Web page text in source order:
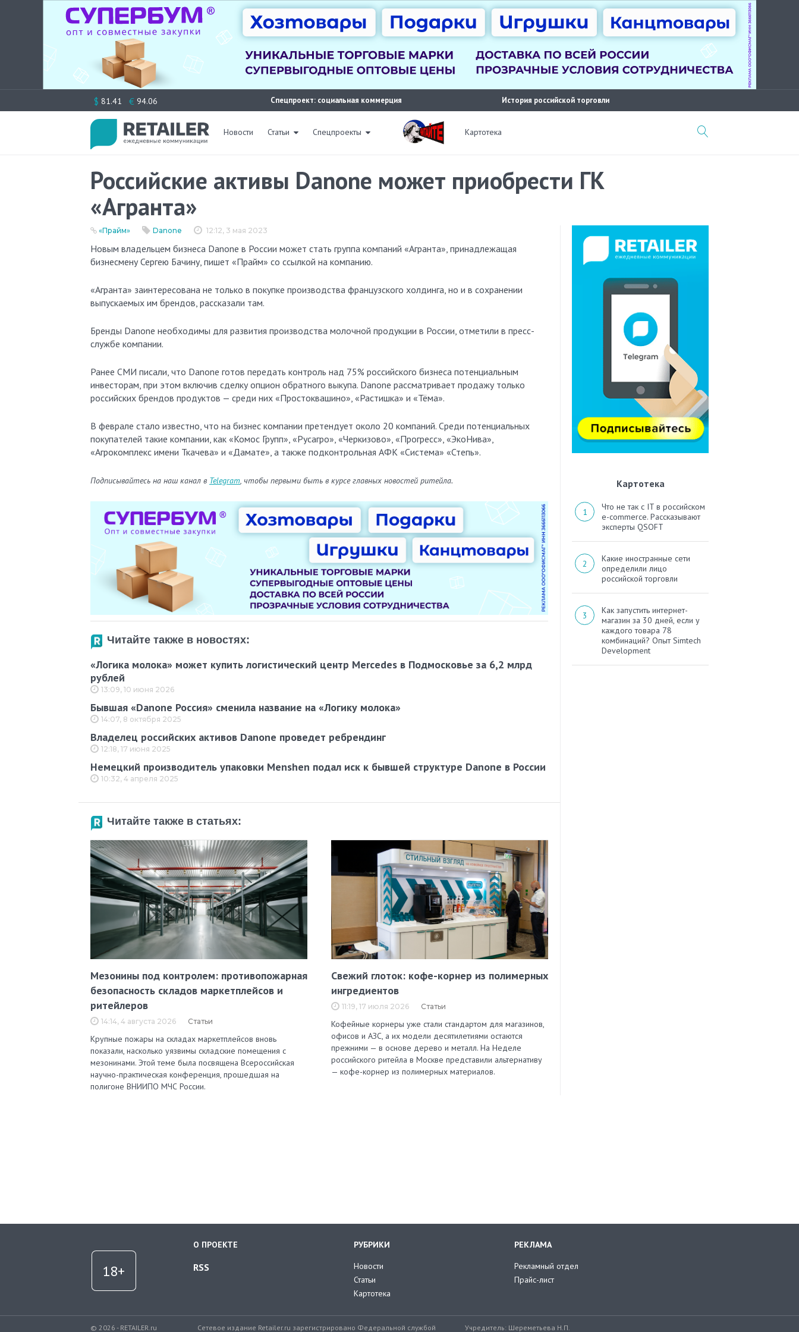
к
$ 81.41 € 94.06 Спецпроект: социальная коммерция История российской торговли
Новости Статьи Спецпроекты Картотека
Российские активы Danone может приобрести ГК
«Агранта»
12:12, 3 мая 2023
«Прайм» Danone
Новым владельцем бизнеса Danone в России может стать группа компаний «Агранта», принадлежащая
бизнесмену Сергею Бачину, пишет «Прайм» со ссылкой на компанию.
«Агранта» заинтересована не только в покупке производства французского холдинга, но и в сохранении
выпускаемых им брендов, рассказали там.
Бренды Danone необходимы для развития производства молочной продукции в России, отметили в пресс-
службе компании.
Ранее СМИ писали, что Danone готов передать контроль над 75% российского бизнеса потенциальным
инвесторам, при этом включив сделку опцион обратного выкупа. Danone рассматривает продажу только
российских брендов продуктов — среди них «Простоквашино», «Растишка» и «Тёма».
В феврале стало известно, что на бизнес компании претендует около 20 компаний. Среди потенциальных
покупателей такие компании, как «Комос Групп», «Русагро», «Черкизово», «Прогресс», «ЭкоНива»,
«Агрокомплекс имени Ткачева» и «Дамате», а также подконтрольная АФК «Система» «Степь».
Подписывайтесь на наш канал в Telegram, чтобы первыми быть в курсе главных новостей ритейла.
Читайте также в новостях:
«Логика молока» может купить логистический центр Mercedes в Подмосковье за 6,2 млрд
рублей
13:09, 10 июня 2026
Бывшая «Danone Россия» сменила название на «Логику молока»
14:07, 8 октября 2025
Владелец российских активов Danone проведет ребрендинг
12:18, 17 июня 2025
Немецкий производитель упаковки Menshen подал иск к бывшей структуре Danone в России
10:32, 4 апреля 2025
Читайте также в статьях:
Мезонины под контролем: противопожарная
безопасность складов маркетплейсов и
ритейлеров
14:14, 4 августа 2026 Статьи
Крупные пожары на складах маркетплейсов вновь
показали, насколько уязвимы складские помещения с
мезонинами. Этой теме была посвящена Всероссийская
научно-практическая конференция, прошедшая на
полигоне ВНИИПО МЧС России.
Свежий глоток: кофе-корнер из полимерных
ингредиентов
11:19, 17 июля 2026 Статьи
Кофейные корнеры уже стали стандартом для магазинов,
офисов и АЗС, а их модели десятилетиями остаются
прежними — в основе дерево и металл. На Неделе
российского ритейла в Москве представили альтернативу
— кофе-корнер из полимерных материалов.
Картотека
Что не так с IT в российском
e-commerce. Рассказывают
эксперты QSOFT
Какие иностранные сети
определили лицо
российской торговли
Как запустить интернет-
магазин за 30 дней, если у
каждого товара 78
комбинаций? Опыт Simtech
Development
О ПРОЕКТЕ
RSS
РУБРИКИ
Новости
Статьи
Картотека
РЕКЛАМА
Рекламный отдел
Прайс-лист
© 2026 - RETAILER.ru Сетевое издание Retailer.ru зарегистрировано Федеральной службой Учредитель: Шереметьева Н.П.